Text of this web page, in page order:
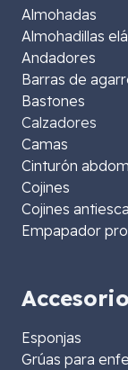
Almohadas
Almohadillas
Andadores
Barras de
Bastones
Calzadores
Camas
Cinturón
Cojines
Cojines
Empapador
Esponjas
Grúas para